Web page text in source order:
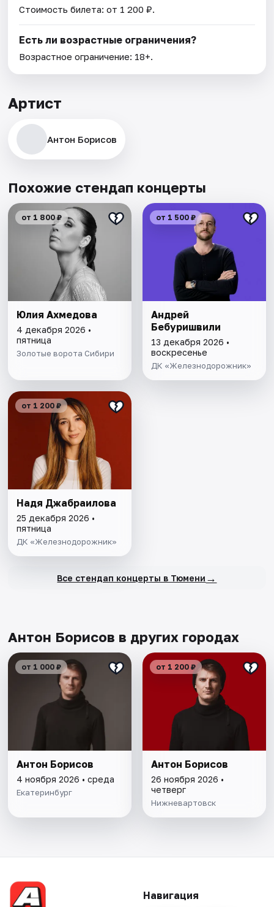
Стоимость билета: от 1 200 ₽.
Есть ли возрастные ограничения?
Возрастное ограничение: 18+.
Артист
Антон Борисов
Похожие стендап концерты
от 1 800 ₽
Юлия Ахмедова
4 декабря 2026 •
пятница
Золотые ворота Сибири
от 1 500 ₽
Андрей
Бебуришвили
13 декабря 2026 •
воскресенье
ДК «Железнодорожник»
от 1 200 ₽
Надя Джабраилова
25 декабря 2026 •
пятница
ДК «Железнодорожник»
Все стендап концерты в Тюмени →
Антон Борисов в других городах
от 1 000 ₽
Антон Борисов
4 ноября 2026 • среда
Екатеринбург
от 1 200 ₽
Антон Борисов
26 ноября 2026 •
четверг
Нижневартовск
Навигация